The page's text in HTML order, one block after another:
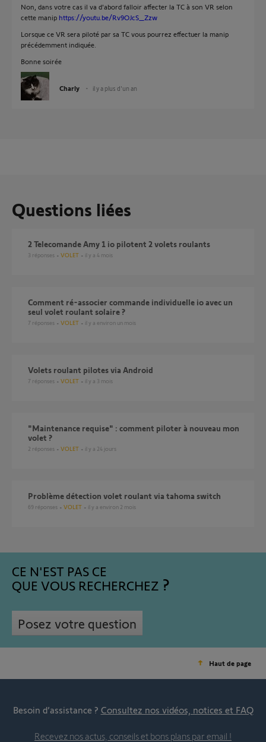
Non, dans votre cas il va d'abord falloir affecter la TC à son VR selon
cette manip https://youtu.be/Rv9OJcS_Zzw
Lorsque ce VR sera piloté par sa TC vous pourrez effectuer la manip
précédemment indiquée.
Bonne soirée
Charly il y a plus d'un an
Questions liées
2 Telecomande Amy 1 io pilotent 2 volets roulants
3 réponses VOLET il y a 4 mois
Comment ré-associer commande individuelle io avec un
seul volet roulant solaire ?
7 réponses VOLET il y a environ un mois
Volets roulant pilotes via Android
7 réponses VOLET il y a 3 mois
"Maintenance requise" : comment piloter à nouveau mon
volet ?
2 réponses VOLET il y a 24 jours
Problème détection volet roulant via tahoma switch
69 réponses VOLET il y a environ 2 mois
CE N'EST PAS CE
QUE VOUS RECHERCHEZ
Posez votre question
Haut de page
Besoin d’assistance ? Consultez nos vidéos, notices et FAQ
Recevez nos actus, conseils et bons plans par email !